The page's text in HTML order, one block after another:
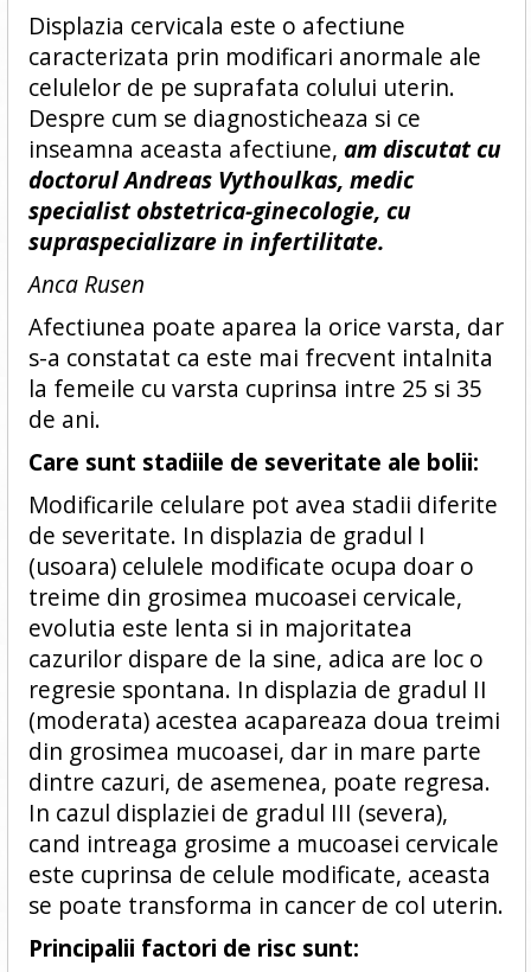
Displazia cervicala este o afectiune
caracterizata prin modificari anormale ale
celulelor de pe suprafata colului uterin.
Despre cum se diagnosticheaza si ce
inseamna aceasta afectiune, am discutat cu
doctorul Andreas Vythoulkas, medic
specialist obstetrica-ginecologie, cu
supraspecializare in infertilitate.
Anca Rusen
Afectiunea poate aparea la orice varsta, dar
s-a constatat ca este mai frecvent intalnita
la femeile cu varsta cuprinsa intre 25 si 35
de ani.
Care sunt stadiile de severitate ale bolii:
Modificarile celulare pot avea stadii diferite
de severitate. In displazia de gradul I
(usoara) celulele modificate ocupa doar o
treime din grosimea mucoasei cervicale,
evolutia este lenta si in majoritatea
cazurilor dispare de la sine, adica are loc o
regresie spontana. In displazia de gradul II
(moderata) acestea acapareaza doua treimi
din grosimea mucoasei, dar in mare parte
dintre cazuri, de asemenea, poate regresa.
In cazul displaziei de gradul III (severa),
cand intreaga grosime a mucoasei cervicale
este cuprinsa de celule modificate, aceasta
se poate transforma in cancer de col uterin.
Principalii factori de risc sunt: